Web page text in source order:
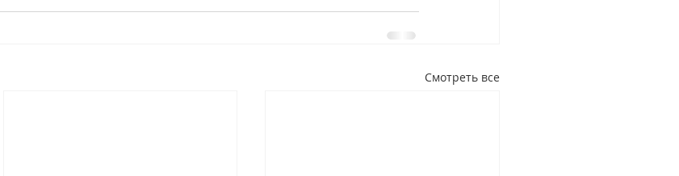
Смотреть все